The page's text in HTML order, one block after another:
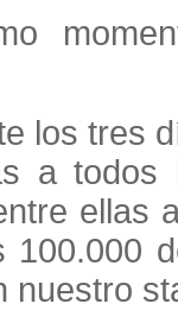
los tres
a
ellas
100.000
nuestro